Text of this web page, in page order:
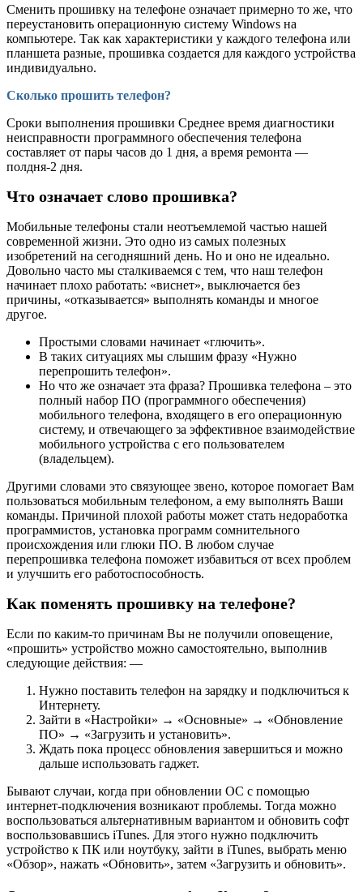
Сменить прошивку на телефоне означает примерно то же, что
переустановить операционную систему Windows на
компьютере. Так как характеристики у каждого телефона или
планшета разные, прошивка создается для каждого устройства
индивидуально.
Сколько прошить телефон?
Сроки выполнения прошивки Среднее время диагностики
неисправности программного обеспечения телефона
составляет от пары часов до 1 дня, а время ремонта —
полдня-2 дня.
Что означает слово прошивка?
Мобильные телефоны стали неотъемлемой частью нашей
современной жизни. Это одно из самых полезных
изобретений на сегодняшний день. Но и оно не идеально.
Довольно часто мы сталкиваемся с тем, что наш телефон
начинает плохо работать: «виснет», выключается без
причины, «отказывается» выполнять команды и многое
другое.
Простыми словами начинает «глючить».
В таких ситуациях мы слышим фразу «Нужно
перепрошить телефон».
Но что же означает эта фраза? Прошивка телефона – это
полный набор ПО (программного обеспечения)
мобильного телефона, входящего в его операционную
систему, и отвечающего за эффективное взаимодействие
мобильного устройства с его пользователем
(владельцем).
Другими словами это связующее звено, которое помогает Вам
пользоваться мобильным телефоном, а ему выполнять Ваши
команды. Причиной плохой работы может стать недоработка
программистов, установка программ сомнительного
происхождения или глюки ПО. В любом случае
перепрошивка телефона поможет избавиться от всех проблем
и улучшить его работоспособность.
Как поменять прошивку на телефоне?
Если по каким-то причинам Вы не получили оповещение,
«прошить» устройство можно самостоятельно, выполнив
следующие действия: —
Нужно поставить телефон на зарядку и подключиться к
Интернету.
Зайти в «Настройки» → «Основные» → «Обновление
ПО» → «Загрузить и установить».
Ждать пока процесс обновления завершиться и можно
дальше использовать гаджет.
Бывают случаи, когда при обновлении ОС с помощью
интернет-подключения возникают проблемы. Тогда можно
воспользоваться альтернативным вариантом и обновить софт
воспользовавшись iTunes. Для этого нужно подключить
устройство к ПК или ноутбуку, зайти в iTunes, выбрать меню
«Обзор», нажать «Обновить», затем «Загрузить и обновить».